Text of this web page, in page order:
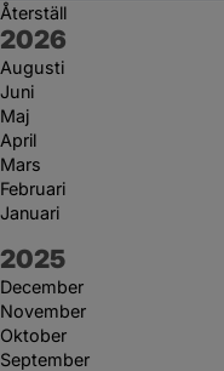
Återställ
År:
2026
Augusti
Juni
Maj
April
Mars
Februari
Januari
År:
2025
December
November
Oktober
September